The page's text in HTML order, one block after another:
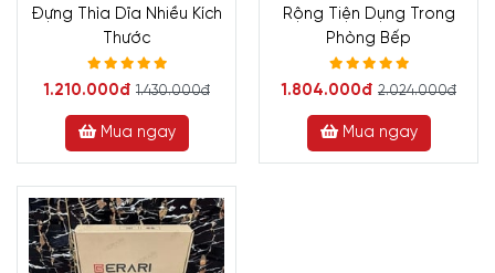
Đựng Thìa Dĩa Nhiều Kích
Thước
1.210.000đ 1.430.000đ
Mua ngay
Rộng Tiện Dụng Trong
Phòng Bếp
1.804.000đ 2.024.000đ
Mua ngay